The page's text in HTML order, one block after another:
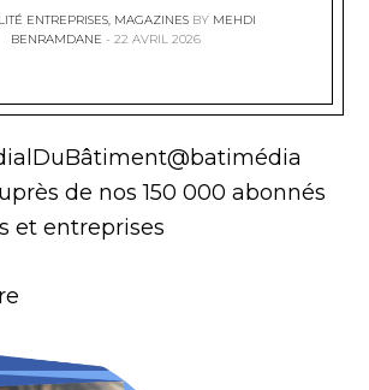
ENTREPRISES, MAGAZINES BY MEHDI
BENRAMDANE
22 AVRIL 2026
de nos 150 000 abonnés
et entreprises